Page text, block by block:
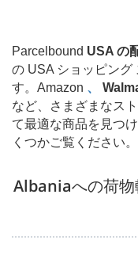
Parcelbound USA の
の USA ショッピング
す。Amazon 、
など、さまざまなス
て最適な商品を見つ
くつかご覧ください。
Albaniaへの荷